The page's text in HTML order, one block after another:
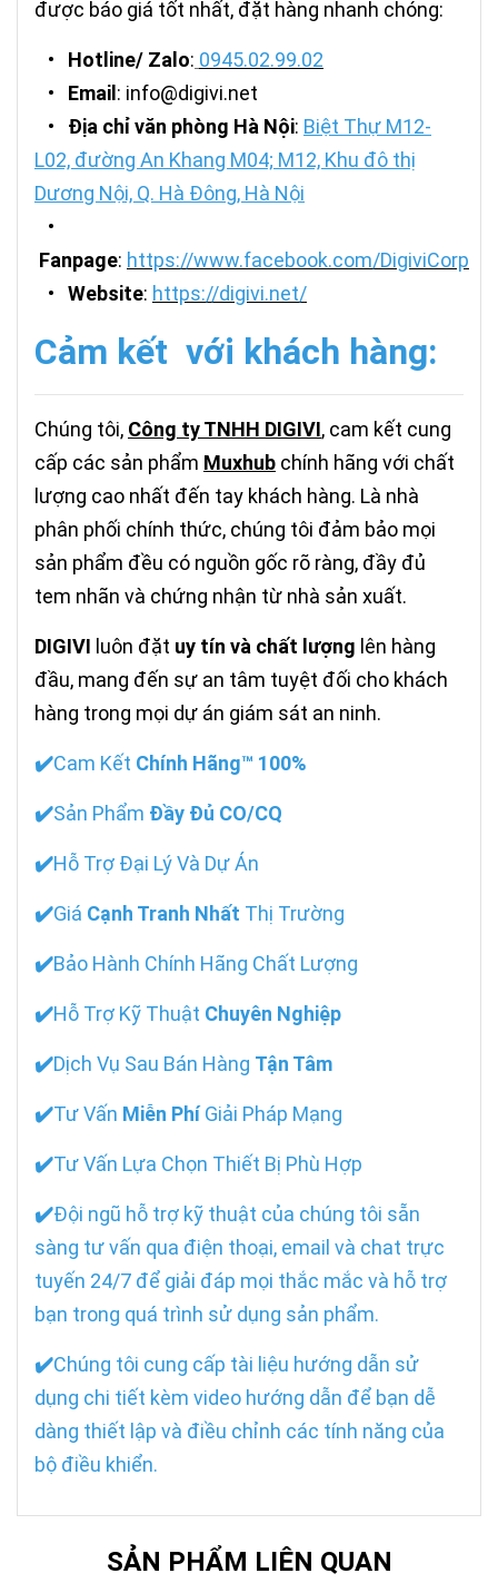
được báo giá tốt nhất, đặt hàng nhanh chóng:
• Hotline/ Zalo: 0945.02.99.02
• Email : info@digivi.net
• Địa chỉ văn phòng Hà Nội: Biệt Thự M12-
L02, đường An Khang M04; M12, Khu đô thị
Dương Nội, Q. Hà Đông, Hà Nội
•
Fanpage: https://www.facebook.com/DigiviCorp
• Website: https://digivi.net/
Cảm kết với khách hàng:
Chúng tôi, Công ty TNHH DIGIVI, cam kết cung
cấp các sản phẩm Muxhub chính hãng với chất
lượng cao nhất đến tay khách hàng. Là nhà
phân phối chính thức, chúng tôi đảm bảo mọi
sản phẩm đều có nguồn gốc rõ ràng, đầy đủ
tem nhãn và chứng nhận từ nhà sản xuất.
DIGIVI luôn đặt uy tín và chất lượng lên hàng
đầu, mang đến sự an tâm tuyệt đối cho khách
hàng trong mọi dự án giám sát an ninh.
✔️Cam Kết Chính Hãng™ 100%
✔️Sản Phẩm Đầy Đủ CO/CQ
✔️Hỗ Trợ Đại Lý Và Dự Án
✔️Giá Cạnh Tranh Nhất Thị Trường
✔️Bảo Hành Chính Hãng Chất Lượng
✔️Hỗ Trợ Kỹ Thuật Chuyên Nghiệp
✔️Dịch Vụ Sau Bán Hàng Tận Tâm
✔️Tư Vấn Miễn PhíGiải Pháp Mạng
✔️Tư Vấn Lựa Chọn Thiết Bị Phù Hợp
✔️Đội ngũ hỗ trợ kỹ thuật của chúng tôi sẵn
sàng tư vấn qua điện thoại, email và chat trực
tuyến 24/7 để giải đáp mọi thắc mắc và hỗ trợ
bạn trong quá trình sử dụng sản phẩm.
✔️Chúng tôi cung cấp tài liệu hướng dẫn sử
dụng chi tiết kèm video hướng dẫn để bạn dễ
dàng thiết lập và điều chỉnh các tính năng của
bộ điều khiển.
SẢN PHẨM LIÊN QUAN